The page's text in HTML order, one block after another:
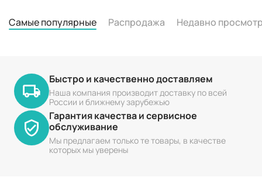
Самые популярные Распродажа Недавно
Быстро и качественно доставляем
Наша компания производит доставку по всей
России и ближнему зарубежью
Гарантия качества и сервисное
обслуживание
Мы предлагаем только те товары, в качестве
которых мы уверены